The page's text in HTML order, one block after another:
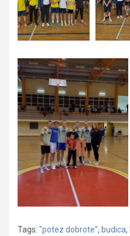
Tags: "potez dobrote", budica,